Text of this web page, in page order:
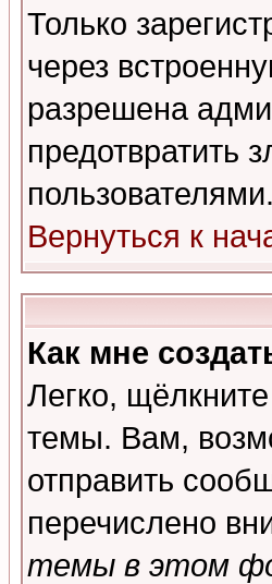
Только
через
разрешена
предотвратить
пользователями.
Вернуться к
Как мне
Легко,
темы. Вам,
отправить
перечислено
темы в этом